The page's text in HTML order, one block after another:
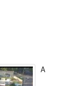
A